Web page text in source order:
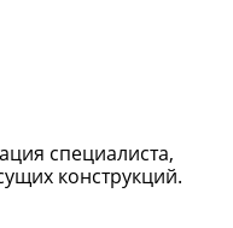
специалиста,
конструкций.